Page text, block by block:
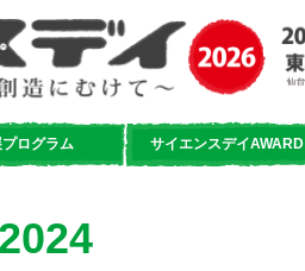
ログラム サイエンスデイAWARD